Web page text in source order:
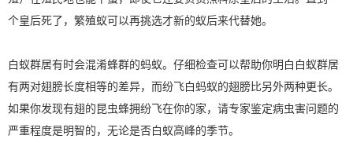
个皇后死了，繁殖蚁可以再挑选才新的蚁后来代替她。
白蚁群居有时会混淆蜂群的蚂蚁。仔细检查可以帮助你明白白蚁群居
有两对翅膀长度相等的差异，而纷飞白蚂蚁的翅膀比另外两种更长。
如果你发现有翅的昆虫蜂拥纷飞在你的家，请专家鉴定病虫害问题的
严重程度是明智的，无论是否白蚁高峰的季节。